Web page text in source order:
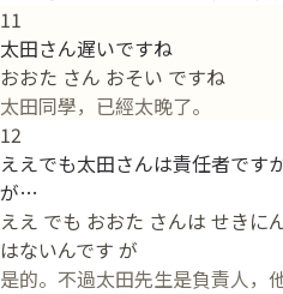
11
太田さん遅いですね
おおた さん おそい ですね
太田同學，已經太晚了。
12
ええでも太田さんは責任者です
が…
ええ でも おおた さんは せきに
はないんです が
是的。不過太田先生是負責人